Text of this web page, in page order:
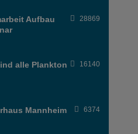
Aufbau
28869
alle Plankton 16140
Mannheim 6374